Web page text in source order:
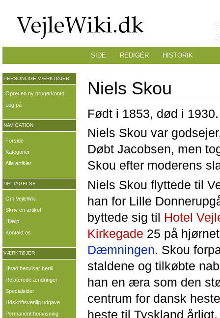
Niels Skou
Født i 1853, død i 1930.
Niels Skou var
Døbt Jacobsen, men
Skou efter moderens
Niels Skou flyttede til
han for Lille
byttede sig til Hotel
Kirkegade 25 på
Dæmningen. Skou
staldene og tilkøbte
han en æra som den
centrum for dansk
heste til Tyskland årligt.
SIDE REDIGÉR HISTORIK
PERSONLIGE VÆRKTØJER
Opret en ny brugerkonto
Log på
NAVIGATION
Forside
Kategorier
Alle artikler
DELTAGELSE
Om VejleWiki
Skriv en artikel
Hjælp
Kontakt os
VÆRKTØJER
Hvad henviser hertil
Relaterede ændringer
Specialsider
Udskriftsvenlig udgave
Permanent henvisning